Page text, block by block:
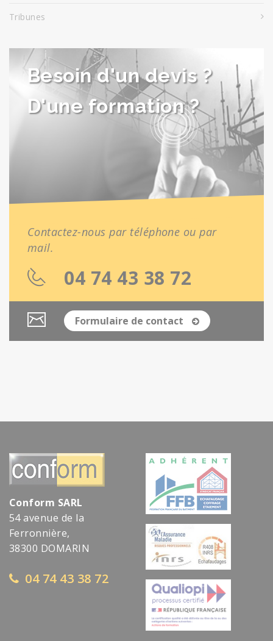
Tribunes
Besoin d'un devis ?
D'une formation ?
Contactez-nous par téléphone ou par
mail.
04 74 43 38 72
Formulaire de contact
Conform SARL
54 avenue de la
Ferronnière,
38300 DOMARIN
04 74 43 38 72